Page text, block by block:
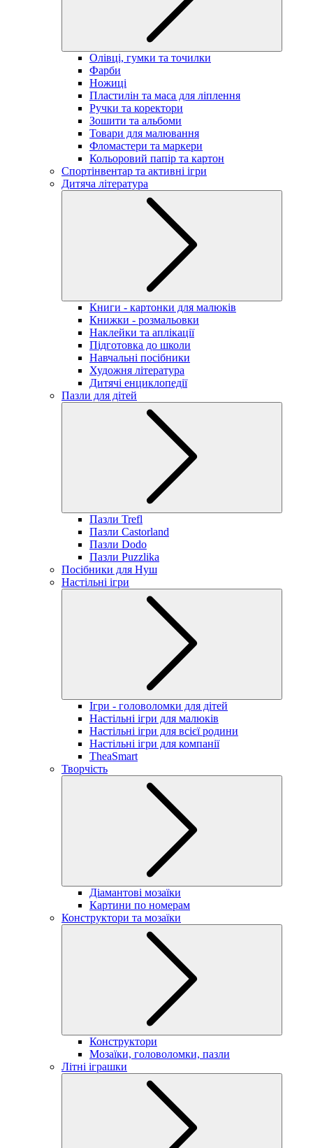
Олівці, гумки та точилки
Фарби
Ножиці
Пластилін та маса для ліплення
Ручки та коректори
Зошити та альбоми
Товари для малювання
Фломастери та маркери
Кольоровий папір та картон
Спортінвентар та активні ігри
Дитяча література
Книги - картонки для малюків
Книжки - розмальовки
Наклейки та аплікації
Підготовка до школи
Навчальні посібники
Художня література
Дитячі енциклопедії
Пазли для дітей
Пазли Trefl
Пазли Castorland
Пазли Dodo
Пазли Puzzlika
Посібники для Нуш
Настільні ігри
Ігри - головоломки для дітей
Настільні ігри для малюків
Настільні ігри для всієї родини
Настільні ігри для компанії
TheaSmart
Творчість
Діамантові мозаїки
Картини по номерам
Конструктори та мозаїки
Конструктори
Мозаїки, головоломки, пазли
Літні іграшки